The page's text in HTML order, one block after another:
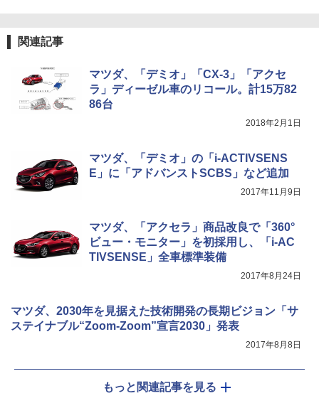
関連記事
マツダ、「デミオ」「CX-3」「アクセ
ラ」ディーゼル車のリコール。計15万82
86台
2018年2月1日
マツダ、「デミオ」の「i-ACTIVSENS
E」に「アドバンストSCBS」など追加
2017年11月9日
マツダ、「アクセラ」商品改良で「360°
ビュー・モニター」を初採用し、「i-AC
TIVSENSE」全車標準装備
2017年8月24日
マツダ、2030年を見据えた技術開発の長期ビジョン「サ
ステイナブル“Zoom-Zoom”宣言2030」発表
2017年8月8日
もっと関連記事を見る